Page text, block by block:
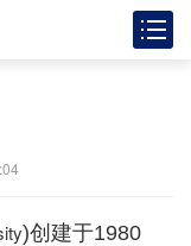
)创建于1980